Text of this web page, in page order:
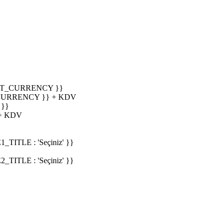
}}
}} + KDV
}}
KDV
: 'Seçiniz' }}
: 'Seçiniz' }}